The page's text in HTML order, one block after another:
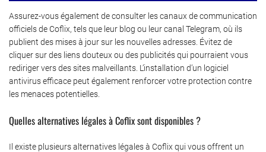
Assurez-vous également de consulter les canaux de communication
officiels de Coflix, tels que leur blog ou leur canal Telegram, où ils
publient des mises à jour sur les nouvelles adresses. Évitez de
cliquer sur des liens douteux ou des publicités qui pourraient vous
rediriger vers des sites malveillants. L’installation d’un logiciel
antivirus efficace peut également renforcer votre protection contre
les menaces potentielles.
Quelles alternatives légales à Coflix sont disponibles ?
Il existe plusieurs alternatives légales à Coflix qui vous offrent un